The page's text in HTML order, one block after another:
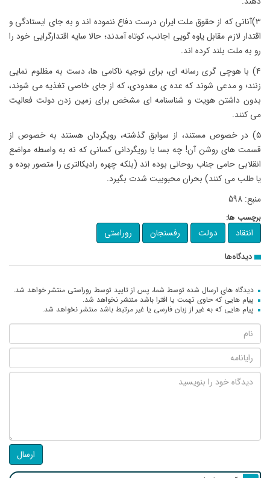
۳)آنانی که از حقوق ملت ایران درست دفاع ننموده اند و به جای ایستادگی و
اقتدار لازم مقابل یاوه گویی اجانب، کوتاه آمدند؛ حالا سایه اقتدارگرایی خود را
رو به ملت بلند کرده اند.
۴) با هوچی گری رسانه ای، برای توجیه ناکامی ها، دست به مظلوم نمایی
زنند؛ و مدعی شوند که عده ی معدودی، که از جای خاصی تغذیه می شوند،
بدون داشتن هویت و شناسنامه ای مشخص برای زمین زدن دولت فعالیت
می کنند.
۵) در خصوص مستند، از سوابق گذشته، رویگردان هستند به خصوص از
قسمت های روشن آن! چه بسا با رویگردانی کسانی که نه به واسطه مواضع
انقلابی حامی جناب روحانی بوده اند (بلکه چهره رادیکالتری را متصور بوده و
یا طلب می کنند) بحران محبوبیت شدت بگیرد.
منبع: 598
برچسب ها:
انتقاد دولت رفسنجان روراستی
دیدگاه‌ها
دیدگاه های ارسال شده توسط شما، پس از تایید توسط روراستی منتشر خواهد شد.
پیام هایی که حاوی تهمت یا افترا باشد منتشر نخواهد شد.
پیام هایی که به غیر از زبان فارسی یا غیر مرتبط باشد منتشر نخواهد شد.
ارسال